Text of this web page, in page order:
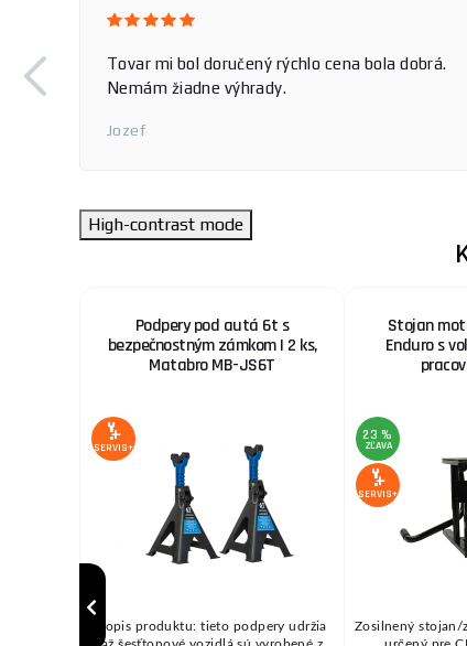
Tovar mi bol doručený rýchlo cena bola dobrá.
Nemám žiadne výhrady.
Jozef
High-contrast mode
Podpery pod autá 6t s
bezpečnostným zámkom | 2 ks,
Matabro MB-JS6T
SERVIS+
Popis produktu: tieto podpery udržia
Stojan
Enduro s
23 %
ZĽAVA
SERVIS+
Zosilnený stojan/